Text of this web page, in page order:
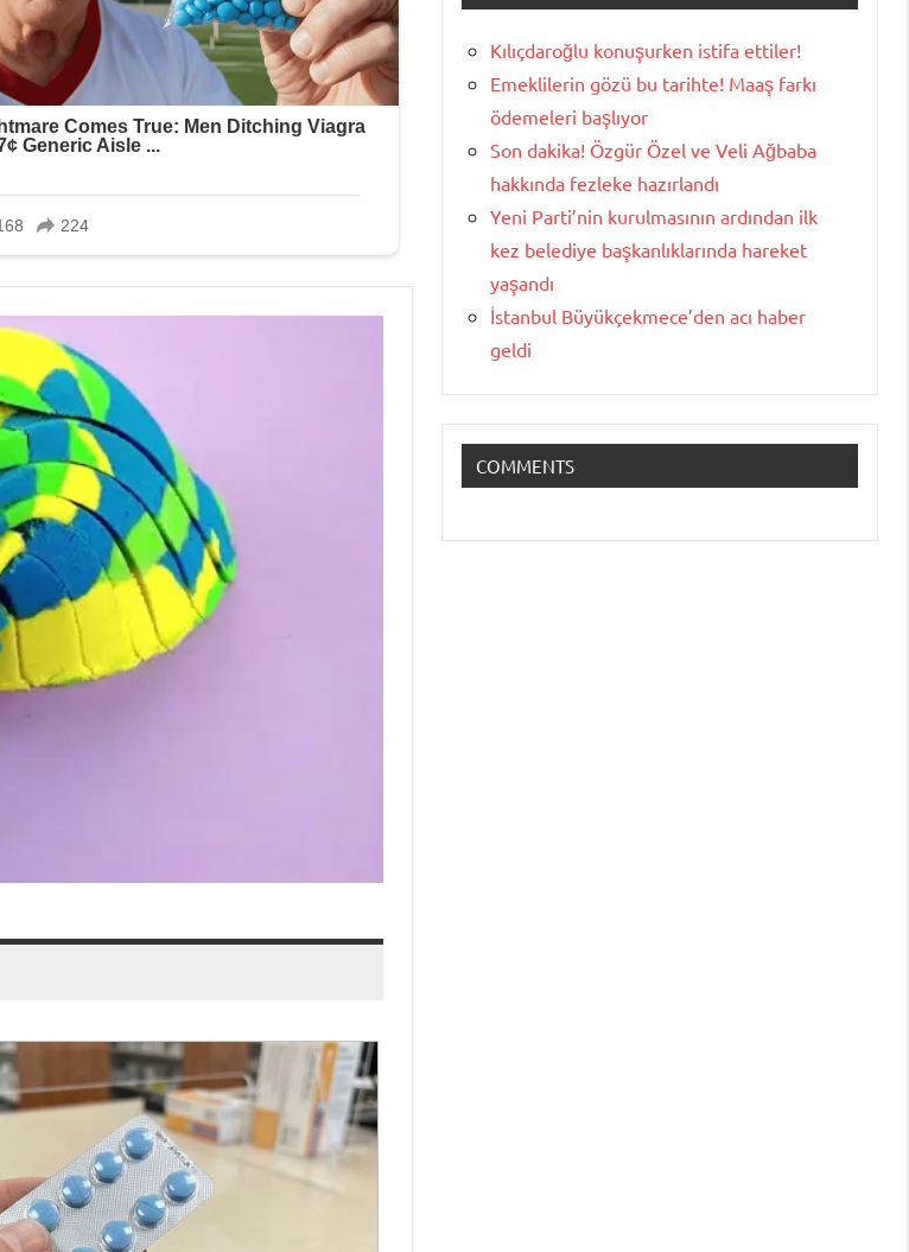
Kılıçdaroğlu konuşurken istifa ettiler!
Emeklilerin gözü bu tarihte! Maaş farkı
ödemeleri başlıyor
Son dakika! Özgür Özel ve Veli Ağbaba
hakkında fezleke hazırlandı
Yeni Parti’nin kurulmasının ardından ilk
kez belediye başkanlıklarında hareket
yaşandı
İstanbul Büyükçekmece’den acı haber
geldi
COMMENTS